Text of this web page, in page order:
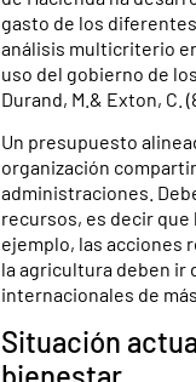
gasto de los
análisis multicriterio
uso del gobierno de
Durand, M.& Exton, C.
Un presupuesto
organización
administraciones.
recursos, es decir
ejemplo, las acciones
la agricultura deben ir
internacionales de
Situación